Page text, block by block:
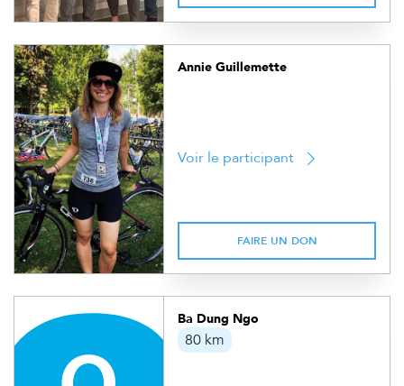
Annie Guillemette
Voir le participant
FAIRE UN DON
Ba Dung Ngo
80 km